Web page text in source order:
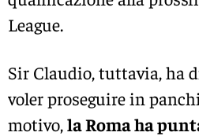
League.
Sir Claudio, tuttavia, ha
voler proseguire in
motivo,la Roma ha